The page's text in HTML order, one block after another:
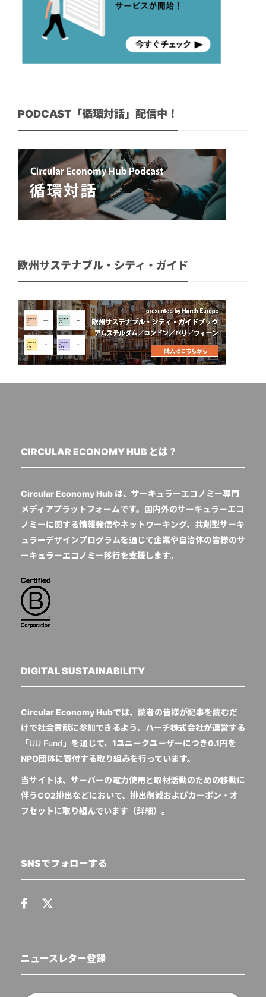
PODCAST「循環対話」配信中！
欧州サステナブル・シティ・ガイド
CIRCULAR ECONOMY HUB とは？
Circular Economy Hub は、サーキュラーエコノミー専門
メディアプラットフォームです。国内外のサーキュラーエコ
ノミーに関する情報発信やネットワーキング、共創型サーキ
ュラーデザインプログラムを通じて企業や自治体の皆様のサ
ーキュラーエコノミー移行を支援します。
DIGITAL SUSTAINABILITY
Circular Economy Hubでは、読者の皆様が記事を読むだ
けで社会貢献に参加できるよう、ハーチ株式会社が運営する
「UU Fund 」を通じて、1ユニークユーザーにつき0.1円を
NPO団体に寄付する取り組みを行っています。
当サイトは、サーバーの電力使用と取材活動のための移動に
伴うCO2排出などにおいて、排出削減およびカーボン・オ
フセットに取り組んでいます（詳細）。
SNSでフォローする
ニュースレター登録